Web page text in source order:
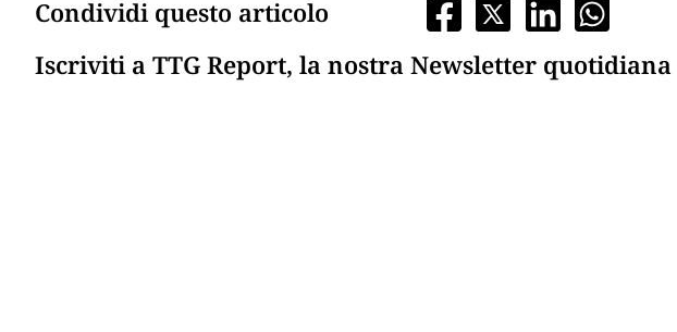
Condividi questo articolo
Iscriviti a TTG Report, la nostra Newsletter quotidiana